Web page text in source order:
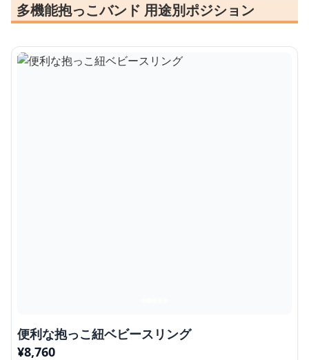
多機能抱っこバンド 用途別ポジション
便利な抱っこ紐ベビースリング
¥8,760